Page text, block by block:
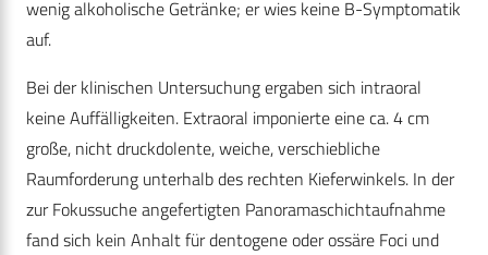
wenig alkoholische Getränke; er wies keine B-Symptomatik
auf.
Bei der klinischen Untersuchung ergaben sich intraoral
keine Auffälligkeiten. Extraoral imponierte eine ca. 4 cm
große, nicht druckdolente, weiche, verschiebliche
Raumforderung unterhalb des rechten Kieferwinkels. In der
zur Fokussuche angefertigten Panoramaschichtaufnahme
fand sich kein Anhalt für dentogene oder ossäre Foci und